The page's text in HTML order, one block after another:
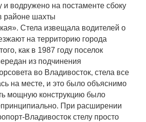
и водружено на постаменте сбоку
районе шахты
Стела извещала водителей о
на территорию города
как в 1987 году поселок
из подчинения
во Владивосток, стела все
на месте, и это было объяснимо
мощную конструкцию было
При расширении
Владивосток стелу просто